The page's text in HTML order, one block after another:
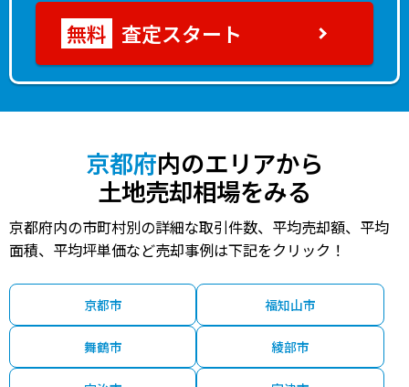
査定スタート
京都府内のエリアから
土地売却相場をみる
京都府内の市町村別の詳細な取引件数、平均売却額、平均
面積、平均坪単価など売却事例は下記をクリック！
京都市 福知山市
舞鶴市 綾部市